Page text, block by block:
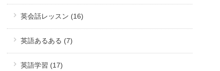
英会話レッスン (16)
英語あるある (7)
英語学習 (17)